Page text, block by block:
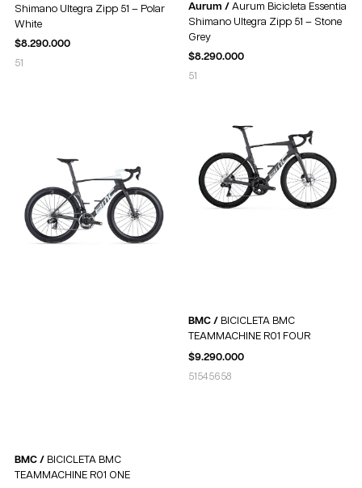
Shimano Ultegra Zipp 51 – Polar
White
$8.290.000
51
Aurum / Aurum Bicicleta Essentia
Shimano Ultegra Zipp 51 – Stone
Grey
$8.290.000
51
BMC / BICICLETA BMC
TEAMMACHINE R01 ONE
BMC / BICICLETA BMC
TEAMMACHINE R01 FOUR
$9.290.000
51 545658